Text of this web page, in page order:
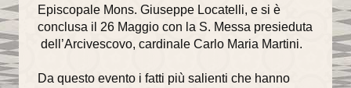
Episcopale Mons. Giuseppe Locatelli, e si è
conclusa il 26 Maggio con la S. Messa presieduta
dell’Arcivescovo, cardinale Carlo Maria Martini.
Da questo evento i fatti più salienti che hanno